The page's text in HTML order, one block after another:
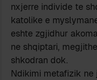
nxjerre individe te
katolike e
eshte zgjidhur
ne shqiptari,
shkodran dok.
Ndikimi metafizik ne